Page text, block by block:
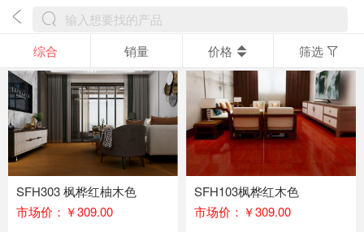
综合 销量 价格 筛选
SFH303 枫桦红柚木色
市场价：￥309.00
SFH103枫桦红木色
市场价：￥309.00